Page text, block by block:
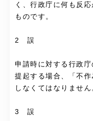
く、行政庁に何も反
ものです。
2 誤
申請時に対する行政庁
提起する場合、「不
しなくてはなりません
3 誤